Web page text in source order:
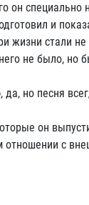
он
и
жизни стали
не было, но
но песня
он
отношении с